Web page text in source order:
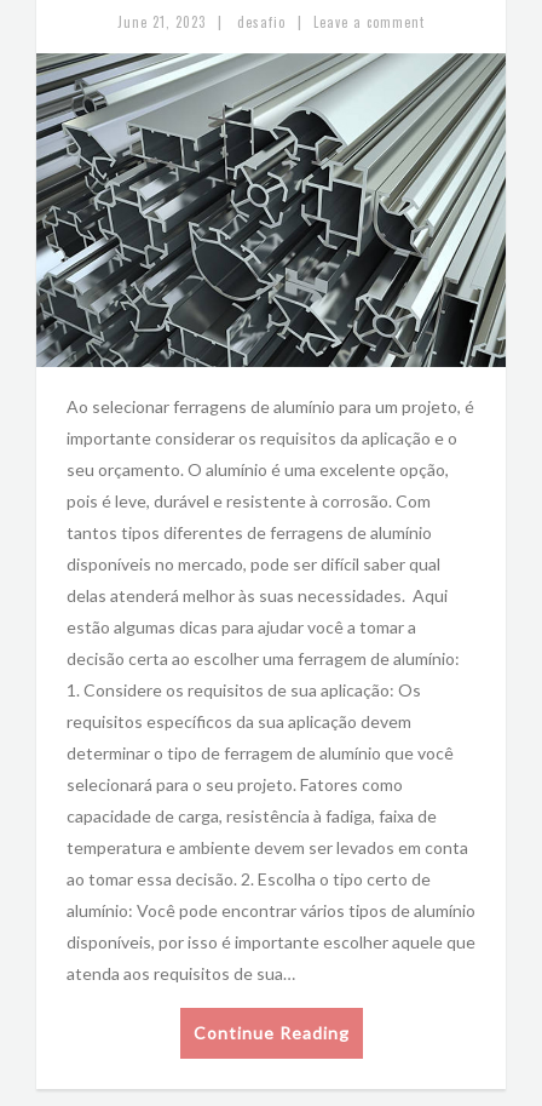
June 21, 2023 | desafio | Leave a comment
Ao selecionar ferragens de alumínio para um projeto, é
importante considerar os requisitos da aplicação e o
seu orçamento. O alumínio é uma excelente opção,
pois é leve, durável e resistente à corrosão. Com
tantos tipos diferentes de ferragens de alumínio
disponíveis no mercado, pode ser difícil saber qual
delas atenderá melhor às suas necessidades. Aqui
estão algumas dicas para ajudar você a tomar a
decisão certa ao escolher uma ferragem de alumínio:
1. Considere os requisitos de sua aplicação: Os
requisitos específicos da sua aplicação devem
determinar o tipo de ferragem de alumínio que você
selecionará para o seu projeto. Fatores como
capacidade de carga, resistência à fadiga, faixa de
temperatura e ambiente devem ser levados em conta
ao tomar essa decisão. 2. Escolha o tipo certo de
alumínio: Você pode encontrar vários tipos de alumínio
disponíveis, por isso é importante escolher aquele que
atenda aos requisitos de sua…
Continue Reading